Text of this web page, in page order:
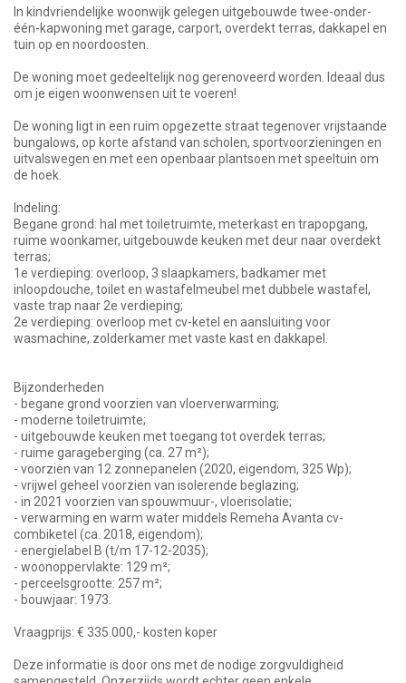
In kindvriendelijke woonwijk gelegen uitgebouwde twee-onder-
één-kapwoning met garage, carport, overdekt terras, dakkapel en
tuin op en noordoosten.
De woning moet gedeeltelijk nog gerenoveerd worden. Ideaal dus
om je eigen woonwensen uit te voeren!
De woning ligt in een ruim opgezette straat tegenover vrijstaande
bungalows, op korte afstand van scholen, sportvoorzieningen en
uitvalswegen en met een openbaar plantsoen met speeltuin om
de hoek.
Indeling:
Begane grond: hal met toiletruimte, meterkast en trapopgang,
ruime woonkamer, uitgebouwde keuken met deur naar overdekt
terras;
1e verdieping: overloop, 3 slaapkamers, badkamer met
inloopdouche, toilet en wastafelmeubel met dubbele wastafel,
vaste trap naar 2e verdieping;
2e verdieping: overloop met cv-ketel en aansluiting voor
wasmachine, zolderkamer met vaste kast en dakkapel.
Bijzonderheden
- begane grond voorzien van vloerverwarming;
- moderne toiletruimte;
- uitgebouwde keuken met toegang tot overdek terras;
- ruime garageberging (ca. 27 m²);
- voorzien van 12 zonnepanelen (2020, eigendom, 325 Wp);
- vrijwel geheel voorzien van isolerende beglazing;
- in 2021 voorzien van spouwmuur-, vloerisolatie;
- verwarming en warm water middels Remeha Avanta cv-
combiketel (ca. 2018, eigendom);
- energielabel B (t/m 17-12-2035);
- woonoppervlakte: 129 m²;
- perceelsgrootte: 257 m²;
- bouwjaar: 1973.
Vraagprijs: € 335.000,- kosten koper
Deze informatie is door ons met de nodige zorgvuldigheid